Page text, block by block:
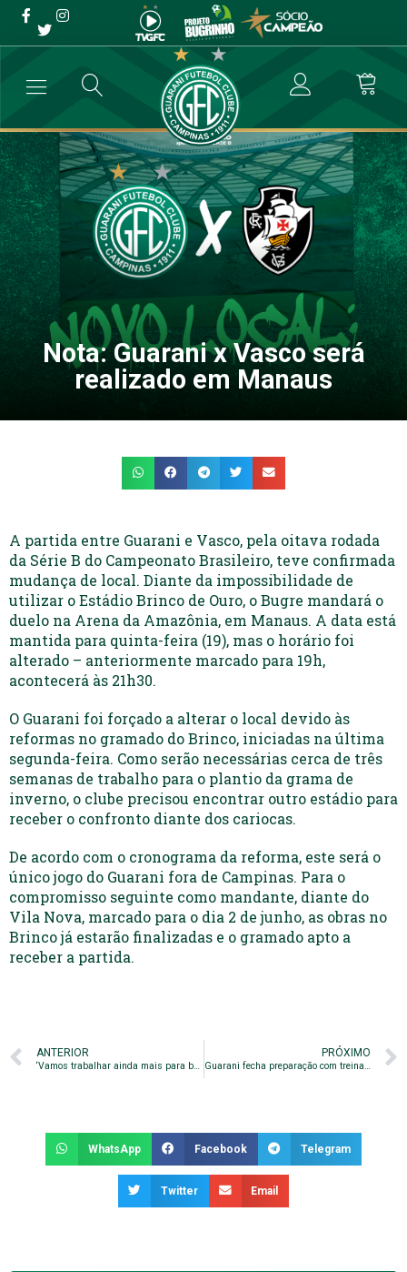
Nota: Guarani x Vasco será
realizado em Manaus
→ Comunicados Nota: Guarani x Vasco será realizado em Manaus
Nota: Guarani x Vasco será
realizado em Manaus
A partida entre Guarani e Vasco, pela oitava rodada
da Série B do Campeonato Brasileiro, teve confirmada
mudança de local. Diante da impossibilidade de
utilizar o Estádio Brinco de Ouro, o Bugre mandará o
duelo na Arena da Amazônia, em Manaus. A data está
mantida para quinta-feira (19), mas o horário foi
alterado – anteriormente marcado para 19h,
acontecerá às 21h30.
O Guarani foi forçado a alterar o local devido às
reformas no gramado do Brinco, iniciadas na última
segunda-feira. Como serão necessárias cerca de três
semanas de trabalho para o plantio da grama de
inverno, o clube precisou encontrar outro estádio para
receber o confronto diante dos cariocas.
De acordo com o cronograma da reforma, este será o
único jogo do Guarani fora de Campinas. Para o
compromisso seguinte como mandante, diante do
Vila Nova, marcado para o dia 2 de junho, as obras no
Brinco já estarão finalizadas e o gramado apto a
receber a partida.
ANTERIOR
‘Vamos trabalhar ainda mais para buscar essa evolução’, destaca Ronaldo Alves
PRÓXIMO
Guarani fecha preparação com treinamento em Muriaé
WhatsApp Facebook Telegram
Twitter Email